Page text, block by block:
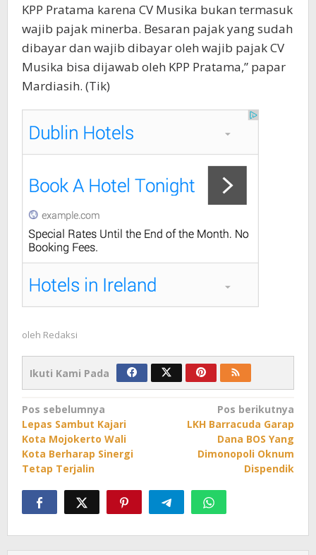
KPP Pratama karena CV Musika bukan termasuk
wajib pajak minerba. Besaran pajak yang sudah
dibayar dan wajib dibayar oleh wajib pajak CV
Musika bisa dijawab oleh KPP Pratama,” papar
Mardiasih. (Tik)
oleh Redaksi
Ikuti Kami Pada
Navigasi
pos
Pos sebelumnya
Lepas Sambut Kajari
Kota Mojokerto Wali
Kota Berharap Sinergi
Tetap Terjalin
Pos berikutnya
LKH Barracuda Garap
Dana BOS Yang
Dimonopoli Oknum
Dispendik